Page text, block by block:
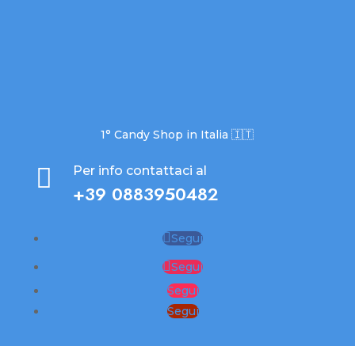
1° Candy Shop in Italia 🇮🇹
 Per info contattaci al
+39 0883950482
Segui
Segui
Segui
Segui